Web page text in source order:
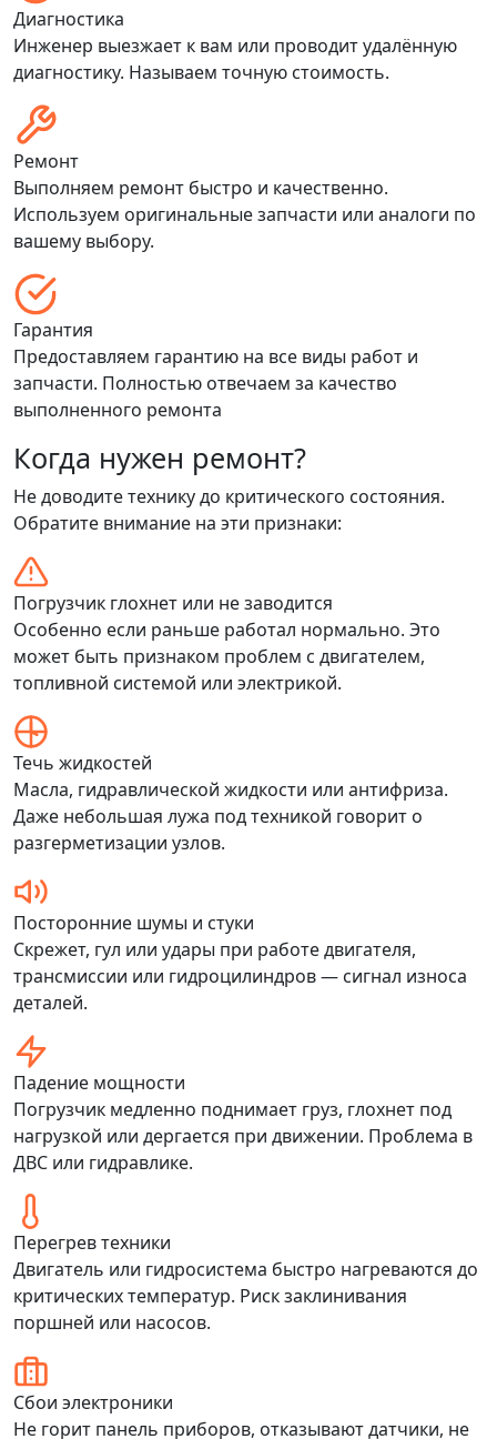
Диагностика
Инженер выезжает к вам или проводит удалённую
диагностику. Называем точную стоимость.
Ремонт
Выполняем ремонт быстро и качественно.
Используем оригинальные запчасти или аналоги по
вашему выбору.
Гарантия
Предоставляем гарантию на все виды работ и
запчасти. Полностью отвечаем за качество
выполненного ремонта
Когда нужен ремонт?
Не доводите технику до критического состояния.
Обратите внимание на эти признаки:
Погрузчик глохнет или не заводится
Особенно если раньше работал нормально. Это
может быть признаком проблем с двигателем,
топливной системой или электрикой.
Течь жидкостей
Масла, гидравлической жидкости или антифриза.
Даже небольшая лужа под техникой говорит о
разгерметизации узлов.
Посторонние шумы и стуки
Скрежет, гул или удары при работе двигателя,
трансмиссии или гидроцилиндров — сигнал износа
деталей.
Падение мощности
Погрузчик медленно поднимает груз, глохнет под
нагрузкой или дергается при движении. Проблема в
ДВС или гидравлике.
Перегрев техники
Двигатель или гидросистема быстро нагреваются до
критических температур. Риск заклинивания
поршней или насосов.
Сбои электроники
Не горит панель приборов, отказывают датчики, не